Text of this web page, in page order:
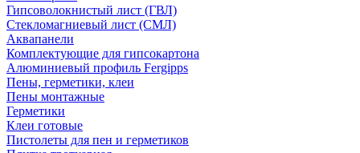
Гипсоволокнистый лист (ГВЛ)
Стекломагниевый лист (СМЛ)
Аквапанели
Комплектующие для гипсокартона
Алюминиевый профиль Fergipps
Пены, герметики, клеи
Пены монтажные
Герметики
Клеи готовые
Пистолеты для пен и герметиков